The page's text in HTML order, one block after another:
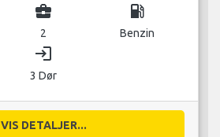
business_center
2
local_gas_station
Benzin
login
3 Dør
VIS DETALJER...